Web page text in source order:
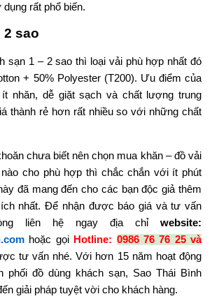
rất phổ biến.
2 sao
sạn 1 – 2 sao thì loại vải phù hợp nhất đó
+ 50% Polyester (T200). Ưu điểm của
nhăn, dễ giặt sạch và chất lượng trung
thành rẻ hơn rất nhiều so với những chất
chưa biết nên chọn mua khăn – đồ vải
cho phù hợp thì chắc chắn với ít phút
đã mang đến cho các bạn độc giả thêm
nhất. Để nhận được báo giá và tư vấn
liên hệ ngay địa chỉ website:
hoặc gọi Hotline: 0986 76 76 25 và
tư vấn nhé. Với hơn 15 năm hoạt động
phối đồ dùng khách sạn, Sao Thái Bình
giải pháp tuyệt vời cho khách hàng.